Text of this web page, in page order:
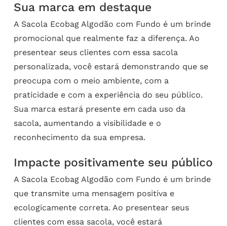
Sua marca em destaque
A Sacola Ecobag Algodão com Fundo é um brinde
promocional que realmente faz a diferença. Ao
presentear seus clientes com essa sacola
personalizada, você estará demonstrando que se
preocupa com o meio ambiente, com a
praticidade e com a experiência do seu público.
Sua marca estará presente em cada uso da
sacola, aumentando a visibilidade e o
reconhecimento da sua empresa.
Impacte positivamente seu público
A Sacola Ecobag Algodão com Fundo é um brinde
que transmite uma mensagem positiva e
ecologicamente correta. Ao presentear seus
clientes com essa sacola, você estará